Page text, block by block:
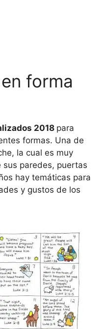
forma
2018 para
formas. Una de
la cual es muy
paredes, puertas
hay temáticas para
y gustos de los